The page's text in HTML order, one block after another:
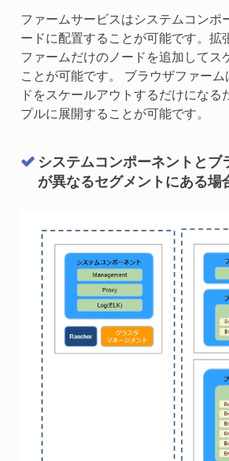
ファームサービスはシステムコンポ
ードに配置することが可能です。拡
ファームだけのノードを追加してス
ことが可能です。 ブラウザファー
ドをスケールアウトするだけになる
プルに展開することが可能です。
システムコンポーネントとブ
が異なるセグメントにある場